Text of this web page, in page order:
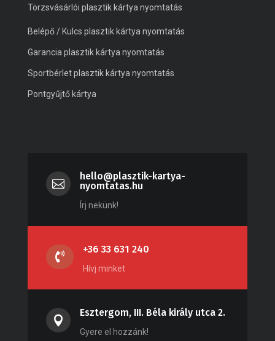
Törzsvásárlói plasztik kártya nyomtatás
Belépő / Kulcs plasztik kártya nyomtatás
Garancia plasztik kártya nyomtatás
Sportbérlet plasztik kártya nyomtatás
Pontgyűjtő kártya

hello@plasztik-kartya-
nyomtatas.hu
Írj nekünk!

+36 33 631 240
Hívj minket

Esztergom, III. Béla király utca 2.
Gyere el hozzánk!